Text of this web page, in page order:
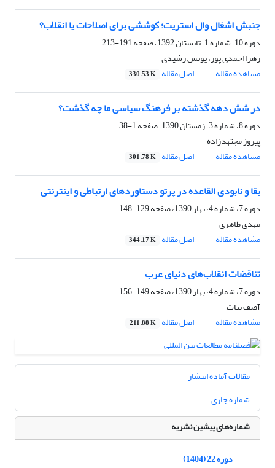
جنبش اشغال وال استریت؛ کوششی برای اصلاحات یا انقلاب؟
دوره 10، شماره 1، تابستان 1392، صفحه
191-213
زهرا احمدی پور، یونس رشیدی
مشاهده مقاله
اصل مقاله 330.53 K
در شش دهه گذشته بر فرهنگ سیاسی ما چه گذشت؟
دوره 8، شماره 3، زمستان 1390، صفحه
1-38
پیروز مجتهدزاده
مشاهده مقاله
اصل مقاله 301.78 K
بقا و نابودی القاعده در پرتو دستاوردهای ارتباطی و اینترنتی
دوره 7، شماره 4، بهار 1390، صفحه
129-148
مهدی طاهری
مشاهده مقاله
اصل مقاله 344.17 K
تناقضات انقلاب‌های دنیای عرب
دوره 7، شماره 4، بهار 1390، صفحه
149-156
آصف بیات
مشاهده مقاله
اصل مقاله 211.88 K
مقالات آماده انتشار
شماره جاری
شماره‌های پیشین نشریه
دوره 22 (1404)